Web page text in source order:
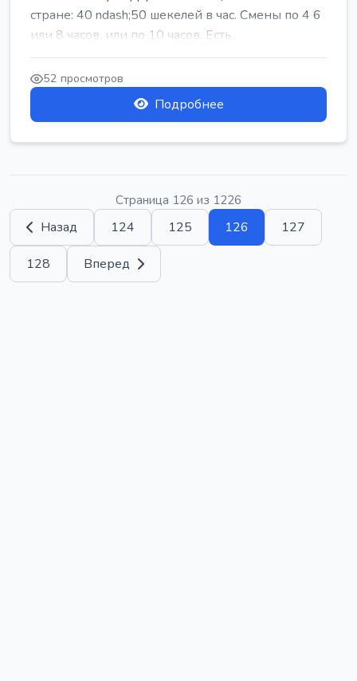
стране: 40 ndash;50 шекелей в час. Смены по 4 6
или 8 часов, или по 10 часов. Есть...
52 просмотров
Подробнее
Страница 126 из 1226
Назад 124 125 126 127
128 Вперед